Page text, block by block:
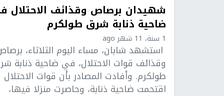
شهيدان برصاص وقذائف الاحتلال
ضاحية ذنابة شرق طولكرم
1 سنة، 11 شهر ago
استشهد شابان، مساء اليوم الثلاثاء،
وقذائف قوات الاحتلال، في ضاحية ذنابة
طولكرم. وأفادت المصادر بأن قوات الاحتلال
اقتحمت ضاحية ذنابة، وحاصرت منزلا فيها،